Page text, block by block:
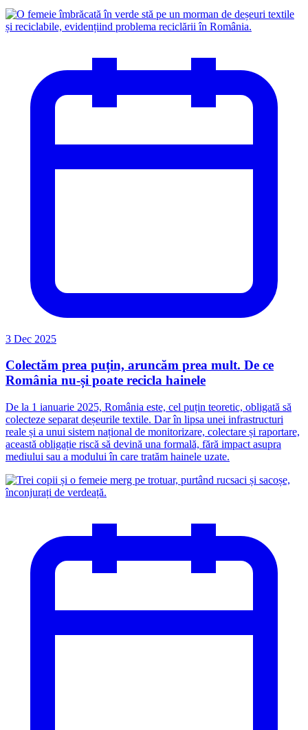
3 Dec 2025
Colectăm prea puțin, aruncăm prea mult. De ce
România nu-și poate recicla hainele
De la 1 ianuarie 2025, România este, cel puțin teoretic, obligată să
colecteze separat deșeurile textile. Dar în lipsa unei infrastructuri
reale și a unui sistem național de monitorizare, colectare și raportare,
această obligație riscă să devină una formală, fără impact asupra
mediului sau a modului în care tratăm hainele uzate.